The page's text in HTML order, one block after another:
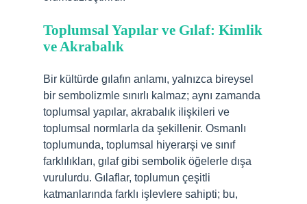
Toplumsal Yapılar ve Gılaf: Kimlik
ve Akrabalık
Bir kültürde gılafın anlamı, yalnızca bireysel
bir sembolizmle sınırlı kalmaz; aynı zamanda
toplumsal yapılar, akrabalık ilişkileri ve
toplumsal normlarla da şekillenir. Osmanlı
toplumunda, toplumsal hiyerarşi ve sınıf
farklılıkları, gılaf gibi sembolik öğelerle dışa
vurulurdu. Gılaflar, toplumun çeşitli
katmanlarında farklı işlevlere sahipti; bu,